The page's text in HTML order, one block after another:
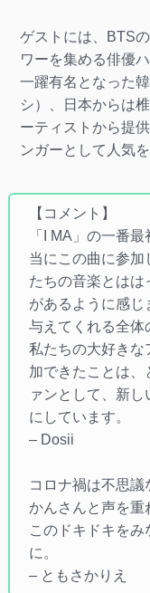
ゲストには、BTS
ワーを集める俳優
一躍有名となった
シ）、日本からは
ーティストから提
ンガーとして人気
【コメント】
「I MA」の一番
当にこの曲に参加
たちの音楽とは
があるように感じ
与えてくれる全体
私たちの大好きな
加できたことは、
ァンとして、新
にしています。
– Dosii
コロナ禍は不思議
かんさんと声を重
このドキドキをみ
に。
– ともさかりえ